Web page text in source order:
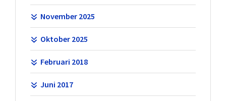
November 2025
Oktober 2025
Februari 2018
Juni 2017